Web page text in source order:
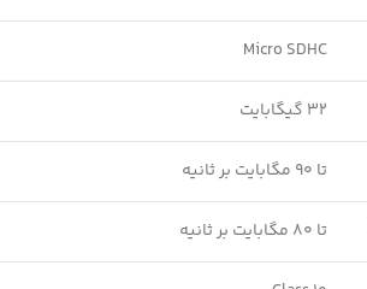
Micro SDHC
32 گیگابایت
تا 90 مگابایت بر ثانیه
تا 80 مگابایت بر ثانیه